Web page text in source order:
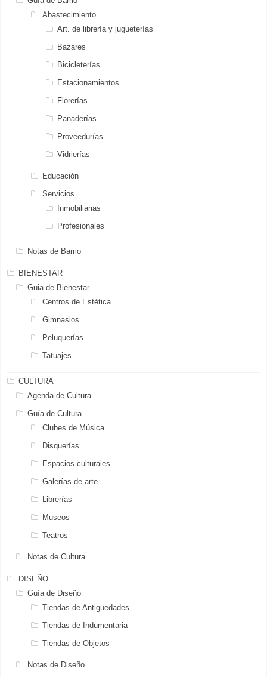
Abastecimiento
Art. de librería y jugueterías
Bazares
Bicicleterías
Estacionamientos
Florerías
Panaderías
Proveedurías
Vidrierías
Educación
Servicios
Inmobiliarias
Profesionales
Notas de Barrio
BIENESTAR
Guia de Bienestar
Centros de Estética
Gimnasios
Peluquerías
Tatuajes
CULTURA
Agenda de Cultura
Guía de Cultura
Clubes de Música
Disquerías
Espacios culturales
Galerías de arte
Librerías
Museos
Teatros
Notas de Cultura
DISEÑO
Guía de Diseño
Tiendas de Antiguedades
Tiendas de Indumentaria
Tiendas de Objetos
Notas de Diseño